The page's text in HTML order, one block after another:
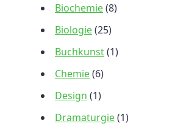
Biochemie(8)
Biologie(25)
Buchkunst(1)
Chemie(6)
Design (1)
Dramaturgie(1)